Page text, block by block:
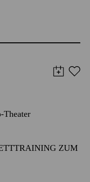
Theater
ZUM